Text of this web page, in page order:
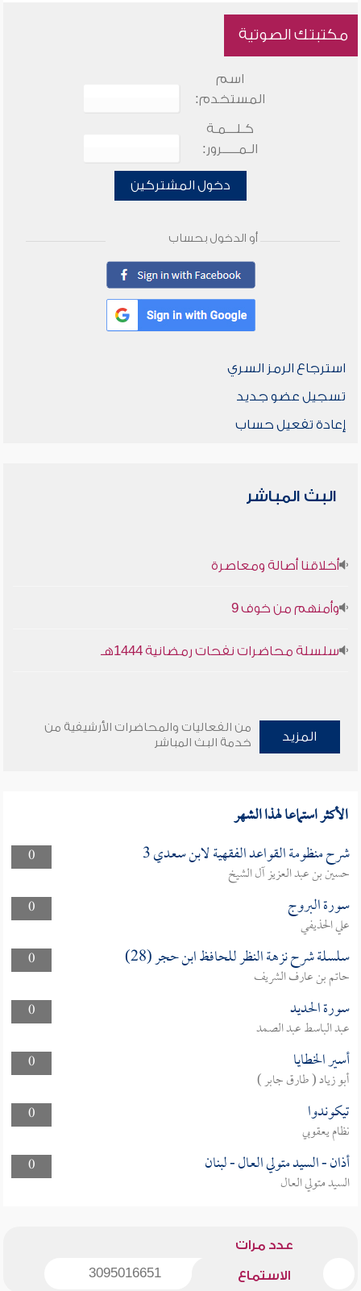
مكتبتك الصوتية
اسم
المستخدم:
كـلـــمـة
الـمـــــرور:
دخول المشتركين
أو الدخول بحساب
استرجاع الرمز السري
تسجيل عضو جديد
إعادة تفعيل حساب
البث المباشر
أخلاقنا أصالة ومعاصرة
وأمنهم من خوف 9
سلسلة محاضرات نفحات رمضانية 1444هـ
المزيد
من الفعاليات والمحاضرات الأرشيفية من
خدمة البث المباشر
الأكثر استماعا لهذا الشهر
0 شرح منظومة القواعد الفقهية لابن سعدي 3
حسين بن عبد العزيز آل الشيخ
0
سورة البروج
علي الحذيفي
0
سلسلة شرح نزهة النظر للحافظ ابن حجر (28)
حاتم بن عارف الشريف
0
سورة الحديد
عبد الباسط عبد الصمد
0
أسير الخطايا
أبو زياد ( طارق جابر )
0
تيكوندوا
نظام يعقوبي
0
أذان - السيد متولي العال - لبنان
السيد متولي العال
عدد مرات
الاستماع 3095016651